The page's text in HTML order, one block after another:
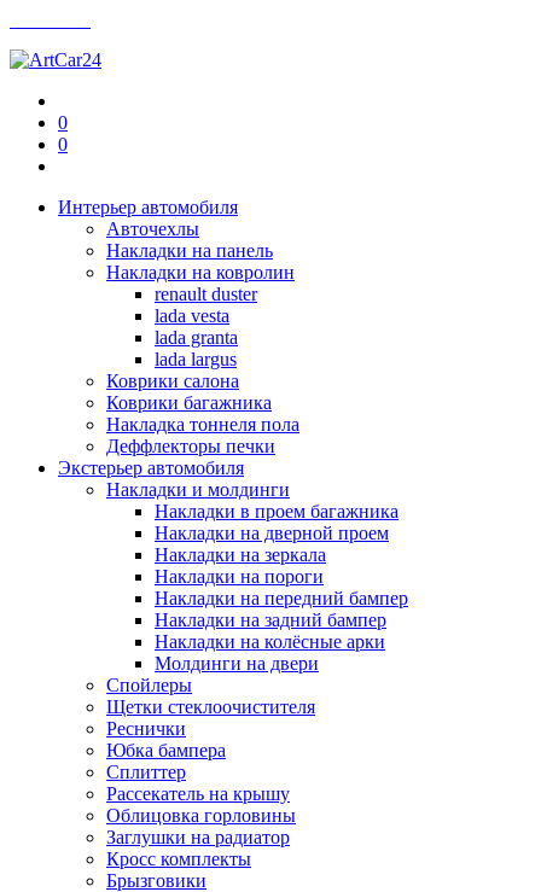
0
0
Интерьер автомобиля
Авточехлы
Накладки на панель
Накладки на ковролин
renault duster
lada vesta
lada granta
lada largus
Коврики салона
Коврики багажника
Накладка тоннеля пола
Деффлекторы печки
Экстерьер автомобиля
Накладки и молдинги
Накладки в проем багажника
Накладки на дверной проем
Накладки на зеркала
Накладки на пороги
Накладки на передний бампер
Накладки на задний бампер
Накладки на колёсные арки
Молдинги на двери
Спойлеры
Щетки стеклоочистителя
Реснички
Юбка бампера
Сплиттер
Рассекатель на крышу
Облицовка горловины
Заглушки на радиатор
Кросс комплекты
Брызговики